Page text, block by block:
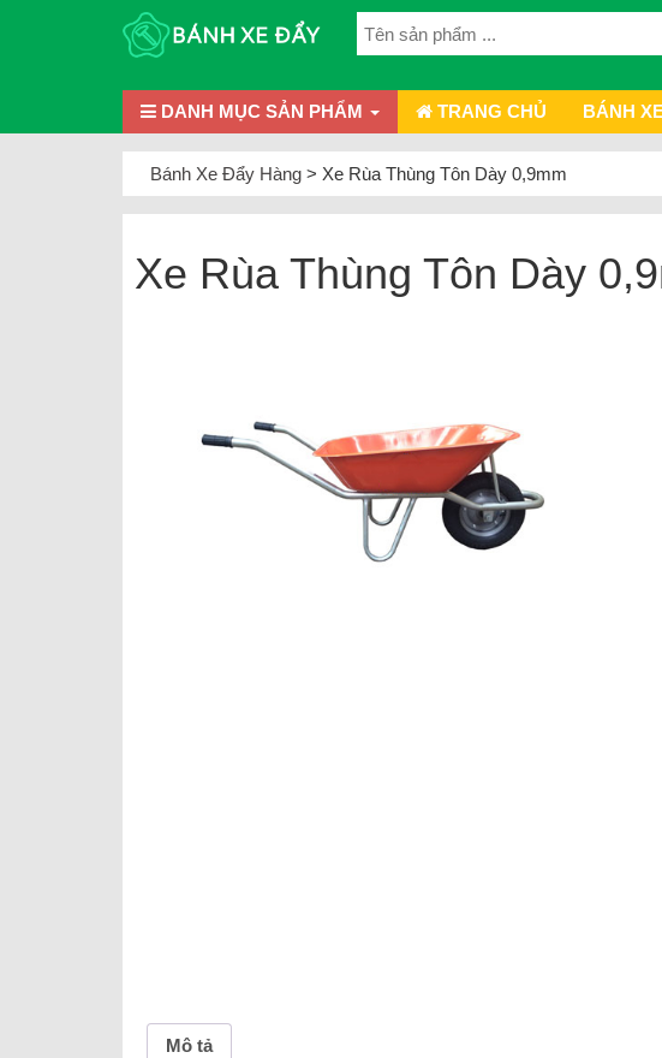
DANH MỤC SẢN PHẨM TRANG CHỦ BÁNH
Bánh Xe Đẩy Hàng > Xe Rùa Thùng Tôn Dày 0,9mm
Xe Rùa Thùng Tôn Dày
Mô tả